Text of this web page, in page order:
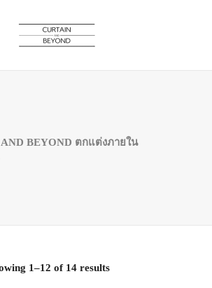
BEYOND ตกแต่งภายใน
1–12 of 14 results